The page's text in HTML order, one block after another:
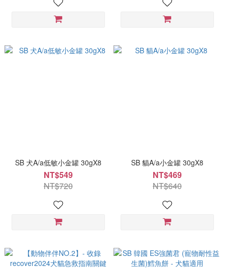
SB 犬A/a低敏小金罐 30gX8
NT$549
NT$720
SB 貓A/a小金罐 30gX8
NT$469
NT$640